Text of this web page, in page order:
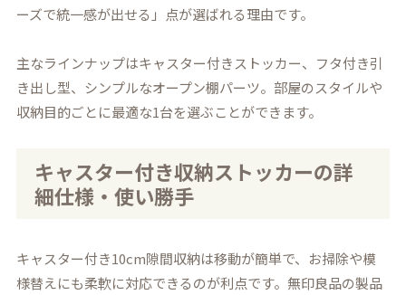
ーズで統一感が出せる」点が選ばれる理由です。
主なラインナップはキャスター付きストッカー、フタ付き引
き出し型、シンプルなオープン棚パーツ。部屋のスタイルや
収納目的ごとに最適な1台を選ぶことができます。
キャスター付き収納ストッカーの詳
細仕様・使い勝手
キャスター付き10cm隙間収納は移動が簡単で、お掃除や模
様替えにも柔軟に対応できるのが利点です。無印良品の製品